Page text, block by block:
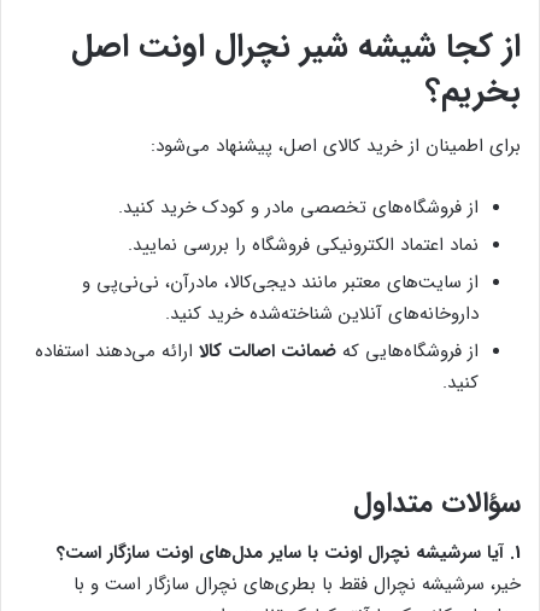
از کجا شیشه شیر نچرال اونت اصل
بخریم؟
برای اطمینان از خرید کالای اصل، پیشنهاد می‌شود:
از فروشگاه‌های تخصصی مادر و کودک خرید کنید.
نماد اعتماد الکترونیکی فروشگاه را بررسی نمایید.
از سایت‌های معتبر مانند دیجی‌کالا، مادرآن، نی‌نی‌پی و
داروخانه‌های آنلاین شناخته‌شده خرید کنید.
از فروشگاه‌هایی که ضمانت اصالت کالا ارائه می‌دهند استفاده
کنید.
سؤالات متداول
1. آیا سرشیشه نچرال اونت با سایر مدل‌های اونت سازگار است؟
خیر، سرشیشه نچرال فقط با بطری‌های نچرال سازگار است و با